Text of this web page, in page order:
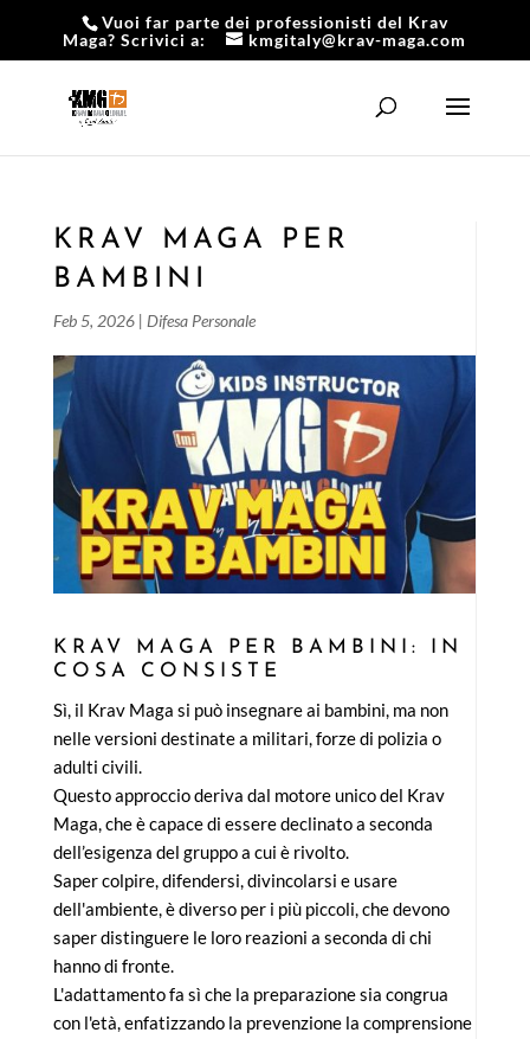
Vuoi far parte dei professionisti del Krav
Maga? Scrivici a:
kmgitaly@krav-maga.com
KRAV MAGA PER
BAMBINI
Feb 5, 2026| Difesa Personale
KRAV MAGA PER BAMBINI: IN
COSA CONSISTE
Sì, il Krav Maga si può insegnare ai bambini, ma non
nelle versioni destinate a militari, forze di polizia o
adulti civili.
Questo approccio deriva dal motore unico del Krav
Maga, che è capace di essere declinato a seconda
dell’esigenza del gruppo a cui è rivolto.
Saper colpire, difendersi, divincolarsi e usare
dell'ambiente, è diverso per i più piccoli, che devono
saper distinguere le loro reazioni a seconda di chi
hanno di fronte.
L'adattamento fa sì che la preparazione sia congrua
con l'età, enfatizzando la prevenzione la comprensione